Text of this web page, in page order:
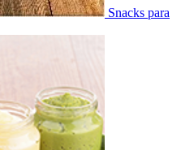
Snacks para